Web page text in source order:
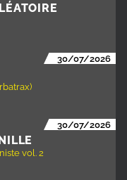
30/07/2026
30/07/2026
vol. 2